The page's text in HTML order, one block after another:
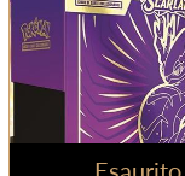
Esaurito